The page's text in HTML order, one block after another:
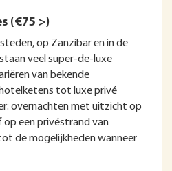
(€75 >)
op Zanzibar en in de
veel super-de-luxe
van bekende
tot luxe privé
overnachten met uitzicht op
op een privéstrand van
de mogelijkheden wanneer